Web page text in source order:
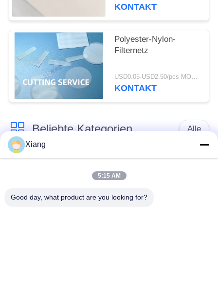
Trinkwasser Filtration
KONTAKT
Polyester-Nylon-
Filternetz
USD0.05-USD2.50/pcs MOQ:200pcs
KONTAKT
Beliebte Kategorien Alle
Polyester-Filter-
Gesponnene Filter-
Masche
Nylonfilter-Masche Polypropylenfiltermasche
Xiang
5:15 AM
Good day, what product are you looking for?